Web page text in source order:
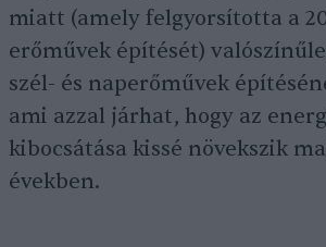
miatt (amely felgyorsította a
erőművek építését)
szél- és naperőművek
ami azzal járhat, hogy az
kibocsátása kissé növekszik
években.